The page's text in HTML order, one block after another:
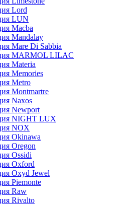
Lord
LUN
Macba
Mandalay
Mare Di Sabbia
MARMOL LILAC
Materia
Memories
Metro
Montmartre
Naxos
Newport
NIGHT LUX
NOX
Okinawa
Oregon
Ossidi
Oxford
Oxyd Jewel
Piemonte
Raw
Rivalto